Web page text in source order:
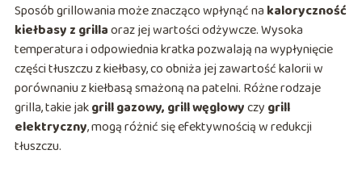
Sposób grillowania może znacząco wpłynąć na kaloryczność
kiełbasy z grillaoraz jej wartości odżywcze. Wysoka
temperatura i odpowiednia kratka pozwalają na wypłynięcie
części tłuszczu z kiełbasy, co obniża jej zawartość kalorii w
porównaniu z kiełbasą smażoną na patelni. Różne rodzaje
grilla, takie jakgrill gazowy, grill węglowyczy grill
elektryczny, mogą różnić się efektywnością w redukcji
tłuszczu.